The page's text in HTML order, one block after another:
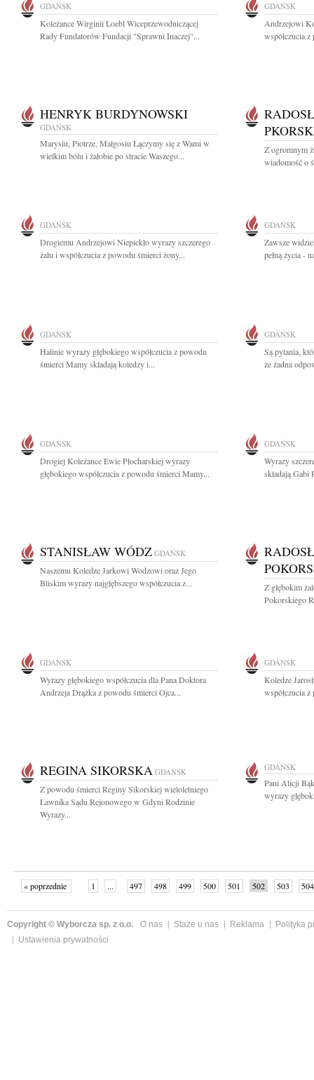
GDAŃSK
Koleżance Wirginii Loebl Wiceprzewodniczącej
Rady Fundatorów Fundacji "Sprawni Inaczej"...
GDAŃSK
Andrzejowi
współczucia
HENRYK BURDYNOWSKI
GDAŃSK
Marysiu, Piotrze, Małgosiu Łączymy się z Wami w
wielkim bólu i żałobie po stracie Waszego...
Z ogromnym
wiadomość o
GDAŃSK
Drogiemu Andrzejowi Niepiekło wyrazy szczerego
żalu i współczucia z powodu śmierci żony...
GDAŃSK
Zawsze
pełną życia -
GDAŃSK
Halinie wyrazy głębokiego współczucia z powodu
śmierci Mamy składają koledzy i...
GDAŃSK
Są pytania,
że żadna
GDAŃSK
Drogiej Koleżance Ewie Płocharskiej wyrazy
głębokiego współczucia z powodu śmierci Mamy...
GDAŃSK
Wyrazy
składają
STANISŁAW WÓDZ GDAŃSK
Naszemu Koledze Jarkowi Wodzowi oraz Jego
Bliskim wyrazy najgłębszego współczucia z...
Z głębokim
Pokorskiego
GDAŃSK
Wyrazy głębokiego współczucia dla Pana Doktora
Andrzeja Drążka z powodu śmierci Ojca...
GDAŃSK
Koledze
współczucia
REGINA SIKORSKA GDAŃSK
Z powodu śmierci Reginy Sikorskiej wieloletniego
Ławnika Sądu Rejonowego w Gdyni Rodzinie
Wyrazy...
GDAŃSK
Pani Alicji
wyrazy
« poprzednie 1 ... 497 498 499 500 501 502 503
504
Copyright © Wyborcza sp. z o.o. O nas Staże u nas Reklama
Polityka
Ustawienia prywatności